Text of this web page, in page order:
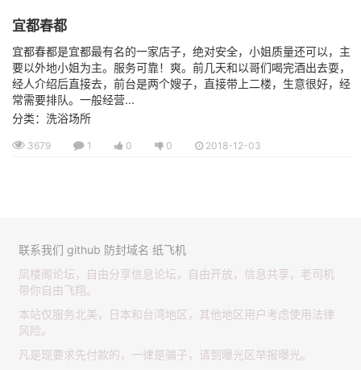
宜都春都
宜都春都是宜都最有名的一家店子，绝对安全，小姐质量还可以，主
要以外地小姐为主。服务可靠！爽。前几天和以哥们喝完酒出去耍，
经人介绍后直接去，前台是两个嫂子，直接带上二楼，生意很好，经
常需要排队。一般经营...
分类：洗浴场所
3679 1 0 0 2018-12-03
联系我们 github 防封域名 纸飞机
凤楼阁论坛，自由分享信息论坛，自由开放，信息共享，老司机
带你自由飞翔。
本站仅服务北美，日本和台湾地区，其他地区用户考虑使用法律
风险。
凡是现要求先付款的，一律是骗子，请到曝光区举报曝光。